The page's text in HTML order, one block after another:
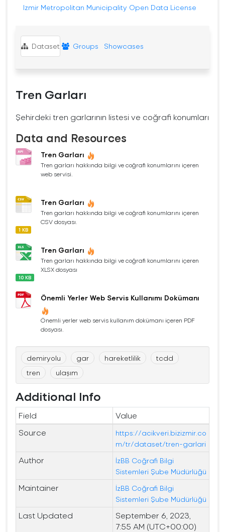
Izmir Metropolitan Municipality Open Data License
Dataset Groups Showcases
Tren Garları
Şehirdeki tren garlarının listesi ve coğrafi konumları
Data and Resources
Tren Garları
Tren garları hakkında bilgi ve coğrafi konumlarını içeren
web servisi.
Tren Garları
Tren garları hakkında bilgi ve coğrafi konumlarını içeren
CSV dosyası.
1 KB
Tren Garları
Tren garları hakkında bilgi ve coğrafi konumlarını içeren
XLSX dosyası
10 KB
Önemli Yerler Web Servis Kullanımı Dokümanı
Önemli yerler web servis kullanım dokümanı içeren PDF
dosyası.
demiryolu gar hareketlilik
tcdd
tren
ulaşım
Additional Info
Field
Value
Source
https://acikveri.bizizmir.co
m/tr/dataset/tren-garlari
Author
İzBB Coğrafi Bilgi
Sistemleri Şube Müdürlüğü
Maintainer
İzBB Coğrafi Bilgi
Sistemleri Şube Müdürlüğü
Last Updated
September 6, 2023,
7:55 AM (UTC+00:00)